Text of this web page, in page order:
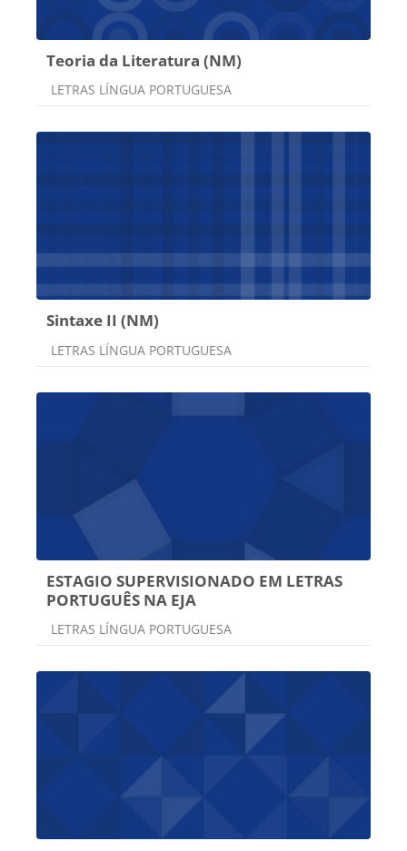
Teoria da Literatura (NM)
Categoria do curso
LETRAS LÍNGUA PORTUGUESA
Sintaxe II (NM)
Categoria do curso
LETRAS LÍNGUA PORTUGUESA
ESTAGIO SUPERVISIONADO EM LETRAS
PORTUGUÊS NA EJA
Categoria do curso
LETRAS LÍNGUA PORTUGUESA